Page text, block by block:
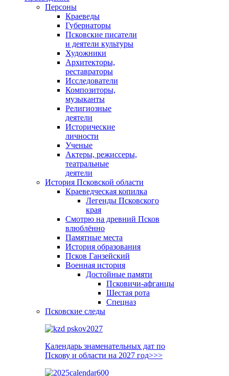
Персоны
Краеведы
Губернаторы
Псковские писатели
и деятели культуры
Художники
Архитекторы,
реставраторы
Исследователи
Композиторы,
музыканты
Религиозные
деятели
Исторические
личности
Ученые
Актеры, режиссеры,
театральные
деятели
История Псковской области
Краеведческая копилка
Легенды Псковского
края
Смотрю на древний Псков
влюблённо
Памятные места
История образования
Псков Ганзейский
Военная история
Достойные памяти
Псковичи-афганцы
Шестая рота
Спецназ
Псковские следы
Календарь знаменательных дат по
Пскову и области на 2027 год>>>